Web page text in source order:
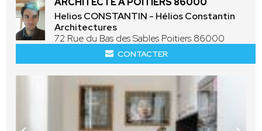
Helios CONSTANTIN - Hélios Constantin
Architectures
72 Rue du Bas des Sables Poitiers 86000
CONTACTER